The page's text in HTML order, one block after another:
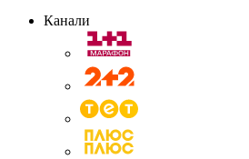
Канали